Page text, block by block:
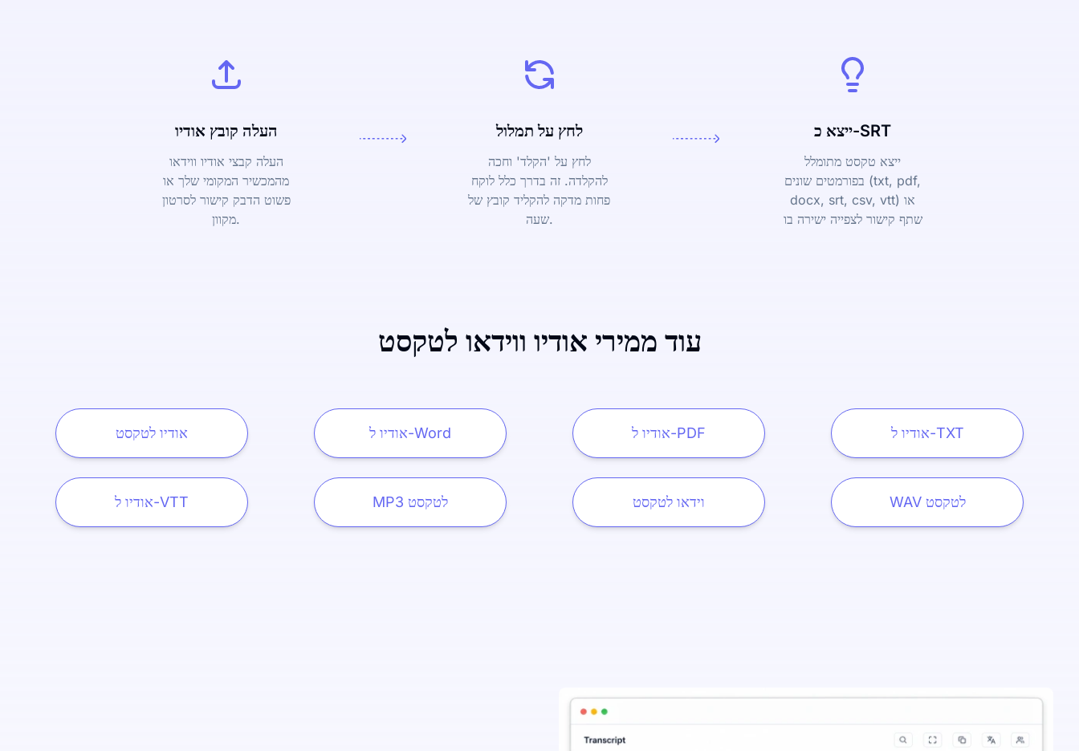
העלה קובץ אודיו
העלה קבצי אודיו ווידאו
מהמכשיר המקומי שלך או
פשוט הדבק קישור לסרטון
מקוון.
לחץ על תמלול
לחץ על 'הקלד' וחכה
להקלדה. זה בדרך כלל לוקח
פחות מדקה להקליד קובץ של
שעה.
ייצא כ-SRT
ייצא טקסט מתומלל
בפורמטים שונים (txt, pdf,
docx, srt, csv, vtt) או
שתף קישור לצפייה ישירה בו
עוד ממירי אודיו ווידאו לטקסט
אודיו לטקסט אודיו ל-Word אודיו ל-PDF אודיו ל-TXT
אודיו ל-VTT MP3 לטקסט וידאו לטקסט WAV לטקסט